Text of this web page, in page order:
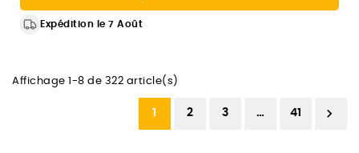
Expédition le 7 Août
Affichage 1-8 de 322 article(s)
1 2 3 … 41 